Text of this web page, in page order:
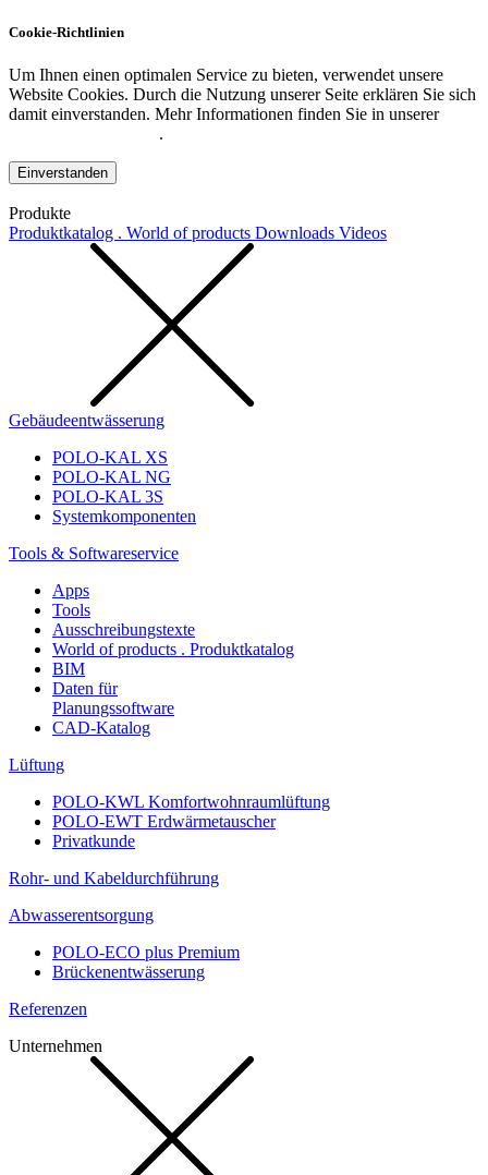
Cookie-Richtlinien
Um Ihnen einen optimalen Service zu bieten, verwendet unsere
Website Cookies. Durch die Nutzung unserer Seite erklären Sie sich
damit einverstanden. Mehr Informationen finden Sie in unserer
.
Einverstanden
Produkte
Produktkatalog . World of products Downloads Videos
Gebäudeentwässerung
POLO-KAL XS
POLO-KAL NG
POLO-KAL 3S
Systemkomponenten
Tools & Softwareservice
Apps
Tools
Ausschreibungstexte
World of products . Produktkatalog
BIM
Daten für
Planungssoftware
CAD-Katalog
Lüftung
POLO-KWL Komfortwohnraumlüftung
POLO-EWT Erdwärmetauscher
Privatkunde
Rohr- und Kabeldurchführung
Abwasserentsorgung
POLO-ECO plus Premium
Brückenentwässerung
Referenzen
Unternehmen